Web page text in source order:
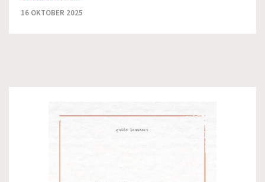
16 OKTOBER 2025